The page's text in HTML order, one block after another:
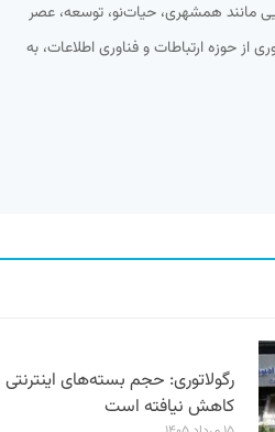
مانند همشهری، حیات‌نو، توسعه، عصر
از میانه سال ۹۲ و پس از حدود ۳ سال دوری از حوزه ارتباطات و فناوری اطلاعات، به
رگولاتوری: حجم بسته‌های اینترنتی
کاهش نیافته است